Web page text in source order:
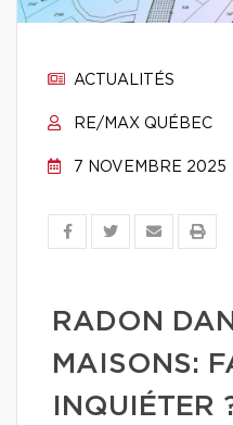
ACTUALITÉS
RE/MAX QUÉBEC
7 NOVEMBRE 2025
RADON
MAISONS:
INQUIÉTER